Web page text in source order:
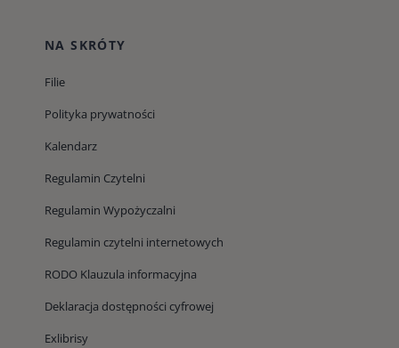
NA SKRÓTY
Filie
Polityka prywatności
Kalendarz
Regulamin Czytelni
Regulamin Wypożyczalni
Regulamin czytelni internetowych
RODO Klauzula informacyjna
Deklaracja dostępności cyfrowej
Exlibrisy